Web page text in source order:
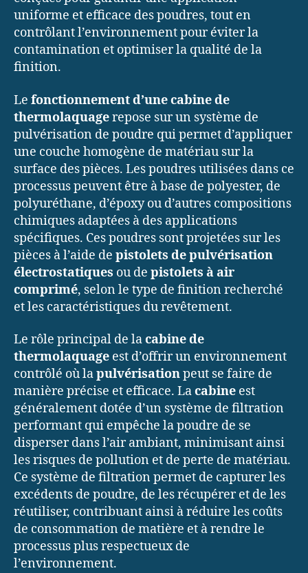
uniforme et efficace des poudres, tout en
contrôlant l’environnement pour éviter la
contamination et optimiser la qualité de la
finition.
Le fonctionnement d’une cabine de
thermolaquagerepose sur un système de
pulvérisation de poudre qui permet d’appliquer
une couche homogène de matériau sur la
surface des pièces. Les poudres utilisées dans ce
processus peuvent être à base de polyester, de
polyuréthane, d’époxy ou d’autres compositions
chimiques adaptées à des applications
spécifiques. Ces poudres sont projetées sur les
pièces à l’aide de pistolets de pulvérisation
électrostatiques ou de pistolets à air
comprimé, selon le type de finition recherché
et les caractéristiques du revêtement.
Le rôle principal de lacabine de
thermolaquage est d’offrir un environnement
contrôlé où lapulvérisationpeut se faire de
manière précise et efficace. Lacabine est
généralement dotée d’un système de filtration
performant qui empêche la poudre de se
disperser dans l’air ambiant, minimisant ainsi
les risques de pollution et de perte de matériau.
Ce système de filtration permet de capturer les
excédents de poudre, de les récupérer et de les
réutiliser, contribuant ainsi à réduire les coûts
de consommation de matière et à rendre le
processus plus respectueux de
l’environnement.